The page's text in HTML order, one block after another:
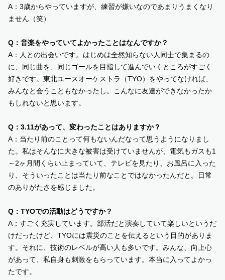
A：3歳からやっていますが、練習が嫌いなのであまりうまくなり
ません（笑）
Q：音楽をやっていてよかったことはなんですか？
A：人との出会いです。はじめは全然知らない人同士で集まるの
に、同じ曲を、同じゴールを目指して進んでいくところがすごく
好きです。東北ユースオーケストラ（TYO）をやってなければ、
みんなと会うこともなかったし。こんなに友達ができなかったか
もしれないと思います。
Q：3.11があって、変わったことはありますか？
A：当たり前のことって何もないんだなって思うようになりまし
た。私はそんなに大きな被害は受けていませんが、電気もガスも1
～2ヶ月間くらい止まっていて、テレビを見たり、お風呂に入った
り、そういったことは当たり前なことではなかったんだと。日常
のありがたさを感じました。
Q：TYOでの活動はどうですか？
A；すごく充実しています。部活だと演奏していて楽しいというだ
けだったけど、TYOには震災のことを伝えるという目的がありま
す。それに、技術のレベルが高い人も多いです。みんな、向上心
があって、私自身も刺激をもらっています。本当に入ってよかっ
たです。